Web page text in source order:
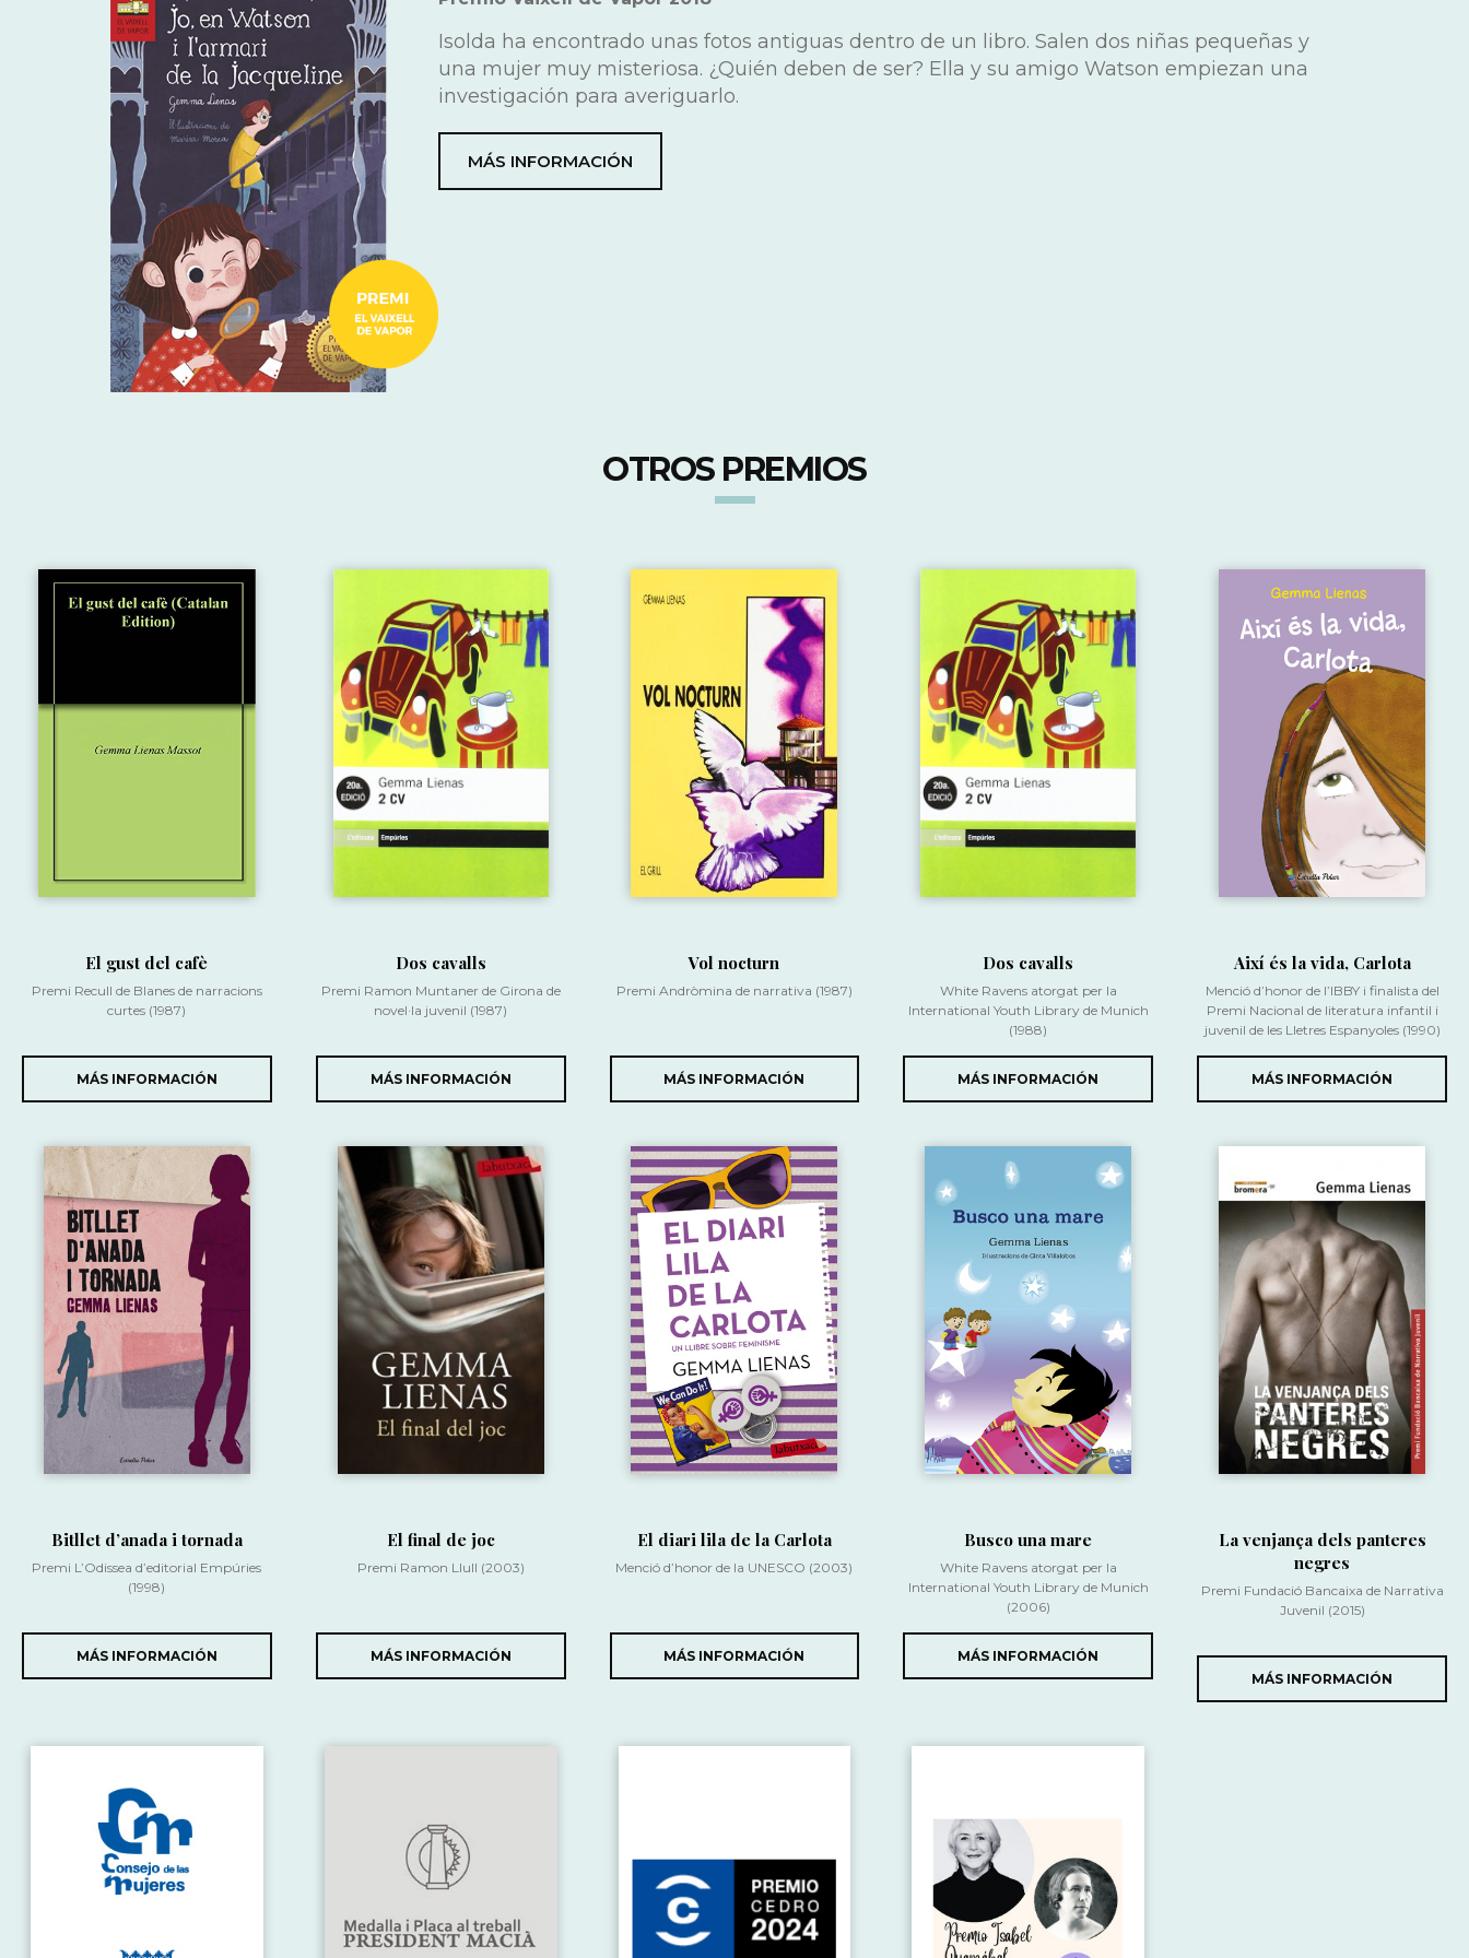
Isolda ha encontrado unas fotos antiguas dentro de un libro. Salen dos niñas pequeñas y
una mujer muy misteriosa. ¿Quién deben de ser? Ella y su amigo Watson empiezan una
investigación para averiguarlo.
MÁS INFORMACIÓN
OTROS PREMIOS
El gust del cafè
Premi Recull de Blanes de narracions
curtes (1987)
MÁS INFORMACIÓN
Dos cavalls
Premi Ramon Muntaner de Girona de
novel·la juvenil (1987)
MÁS INFORMACIÓN
Vol nocturn
Premi Andròmina de narrativa (1987)
MÁS INFORMACIÓN
Dos cavalls
White Ravens atorgat per la
International Youth Library de Munich
(1988)
MÁS INFORMACIÓN
Així és la vida, Carlota
Menció d’honor de l’IBBY i finalista del
Premi Nacional de literatura infantil i
juvenil de les Lletres Espanyoles (1990)
MÁS INFORMACIÓN
Bitllet d’anada i tornada
Premi L’Odissea d’editorial Empúries
(1998)
MÁS INFORMACIÓN
El final de joc
Premi Ramon Llull (2003)
MÁS INFORMACIÓN
El diari lila de la Carlota
Menció d’honor de la UNESCO (2003)
MÁS INFORMACIÓN
Busco una mare
White Ravens atorgat per la
International Youth Library de Munich
(2006)
MÁS INFORMACIÓN
La venjança dels panteres
negres
Premi Fundació Bancaixa de Narrativa
Juvenil (2015)
MÁS INFORMACIÓN